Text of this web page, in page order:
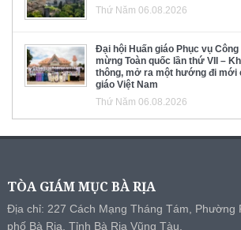
Thứ Năm 06.08.2026
Đại hội Huấn giáo Phục vụ
mừng Toàn quốc lần thứ VII –
thông, mở ra một hướng đi mới
giáo Việt Nam
Thứ Năm 06.08.2026
TÒA GIÁM MỤC BÀ RỊA
Địa chỉ: 227 Cách Mạng Tháng Tám, Phường
phố Bà Rịa, Tỉnh Bà Rịa Vũng Tàu.